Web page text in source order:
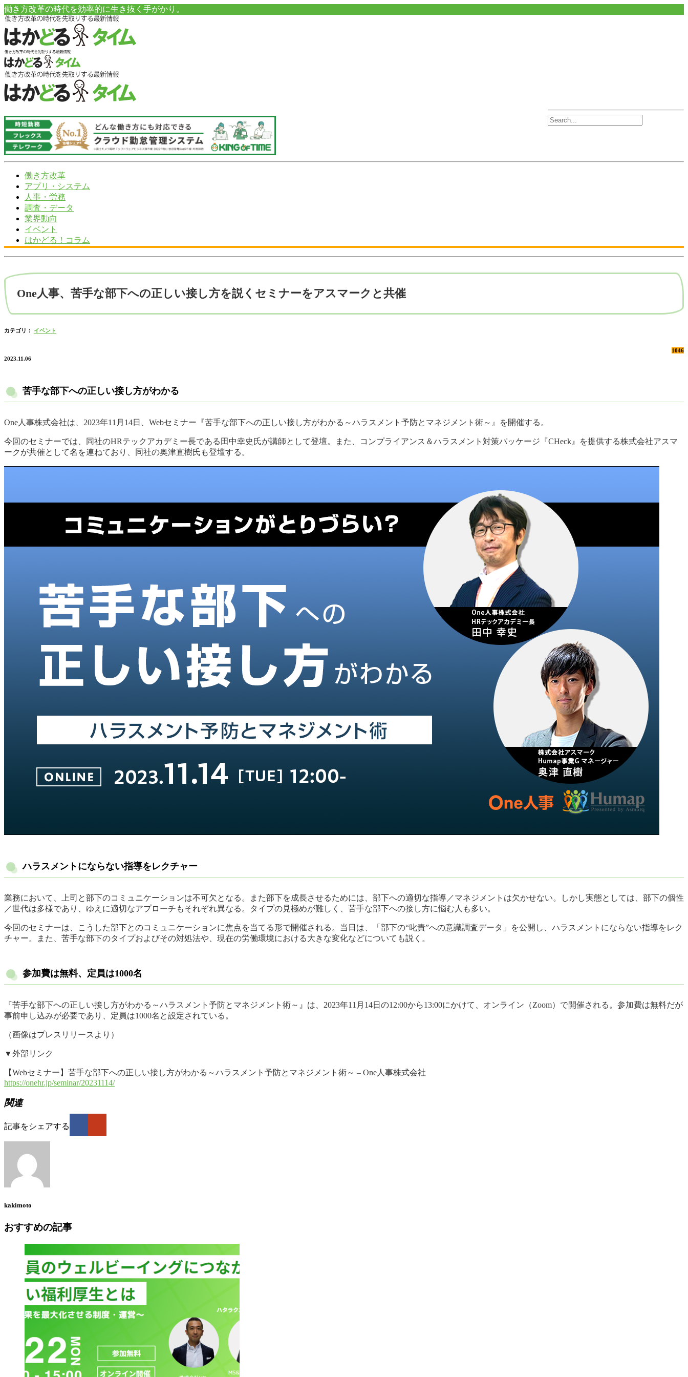
働き方改革の時代を効率的に生き抜く手がかり。
働き方改革
アプリ・システム
人事・労務
調査・データ
業界動向
イベント
はかどる！コラム
One人事、苦手な部下への正しい接し方を説くセミナーをアスマークと共催
カテゴリ： イベント
1046
2023.11.06
苦手な部下への正しい接し方がわかる
One人事株式会社は、2023年11月14日、Webセミナー『苦手な部下への正しい接し方がわかる～ハラスメント予防とマネジメント術～』を開催する。
今回のセミナーでは、同社のHRテックアカデミー長である田中幸史氏が講師として登壇。また、コンプライアンス＆ハラスメント対策パッケージ『CHeck』を提供する株式会社アスマ
ークが共催として名を連ねており、同社の奥津直樹氏も登壇する。
ハラスメントにならない指導をレクチャー
業務において、上司と部下のコミュニケーションは不可欠となる。また部下を成長させるためには、部下への適切な指導／マネジメントは欠かせない。しかし実態としては、部下の個性
／世代は多様であり、ゆえに適切なアプローチもそれぞれ異なる。タイプの見極めが難しく、苦手な部下への接し方に悩む人も多い。
今回のセミナーは、こうした部下とのコミュニケーションに焦点を当てる形で開催される。当日は、「部下の“叱責”への意識調査データ」を公開し、ハラスメントにならない指導をレク
チャー。また、苦手な部下のタイプおよびその対処法や、現在の労働環境における大きな変化などについても説く。
参加費は無料、定員は1000名
『苦手な部下への正しい接し方がわかる～ハラスメント予防とマネジメント術～』は、2023年11月14日の12:00から13:00にかけて、オンライン（Zoom）で開催される。参加費は無料だが
事前申し込みが必要であり、定員は1000名と設定されている。
（画像はプレスリリースより）
▼外部リンク
【Webセミナー】苦手な部下への正しい接し方がわかる～ハラスメント予防とマネジメント術～ – One人事株式会社
https://onehr.jp/seminar/20231114/
関連
記事をシェアする
kakimoto
おすすめの記事